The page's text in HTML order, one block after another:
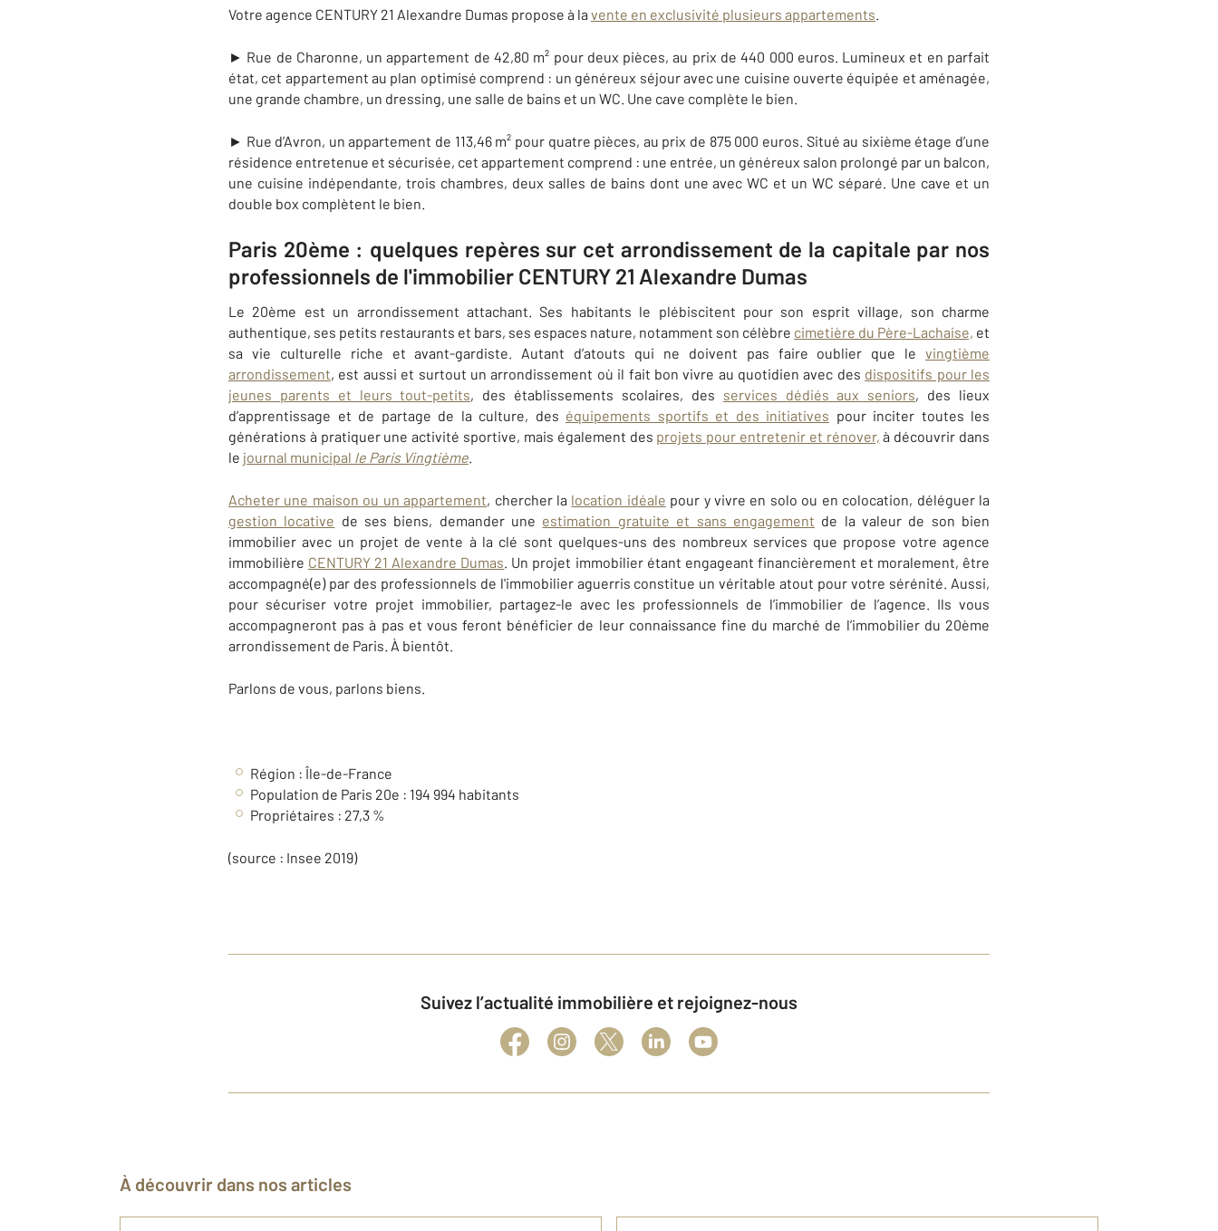
Votre agence CENTURY 21 Alexandre Dumas propose à la vente en exclusivité plusieurs appartements.
► Rue de Charonne, un appartement de 42,80 m² pour deux pièces, au prix de 440 000 euros. Lumineux et en parfait
état, cet appartement au plan optimisé comprend : un généreux séjour avec une cuisine ouverte équipée et aménagée,
une grande chambre, un dressing, une salle de bains et un WC. Une cave complète le bien.
► Rue d’Avron, un appartement de 113,46 m² pour quatre pièces, au prix de 875 000 euros. Situé au sixième étage d’une
résidence entretenue et sécurisée, cet appartement comprend : une entrée, un généreux salon prolongé par un balcon,
une cuisine indépendante, trois chambres, deux salles de bains dont une avec WC et un WC séparé. Une cave et un
double box complètent le bien.
Paris 20ème : quelques repères sur cet arrondissement de la capitale par nos
professionnels de l'immobilier CENTURY 21 Alexandre Dumas
Le 20ème est un arrondissement attachant. Ses habitants le plébiscitent pour son esprit village, son charme
authentique, ses petits restaurants et bars, ses espaces nature, notamment son célèbre cimetière du Père-Lachaise, et
sa vie culturelle riche et avant-gardiste. Autant d’atouts qui ne doivent pas faire oublier que le vingtième
arrondissement, est aussi et surtout un arrondissement où il fait bon vivre au quotidien avec des dispositifs pour les
jeunes parents et leurs tout-petits, des établissements scolaires, des services dédiés aux seniors, des lieux
d’apprentissage et de partage de la culture, des équipements sportifs et des initiatives pour inciter toutes les
générations à pratiquer une activité sportive, mais également des projets pour entretenir et rénover, à découvrir dans
le journal municipal le Paris Vingtième.
Acheter une maison ou un appartement, chercher la location idéale pour y vivre en solo ou en colocation, déléguer la
gestion locative de ses biens, demander une estimation gratuite et sans engagement de la valeur de son bien
immobilier avec un projet de vente à la clé sont quelques-uns des nombreux services que propose votre agence
immobilière CENTURY 21 Alexandre Dumas. Un projet immobilier étant engageant financièrement et moralement, être
accompagné(e) par des professionnels de l'immobilier aguerris constitue un véritable atout pour votre sérénité. Aussi,
pour sécuriser votre projet immobilier, partagez-le avec les professionnels de l’immobilier de l’agence. Ils vous
accompagneront pas à pas et vous feront bénéficier de leur connaissance fine du marché de l’immobilier du 20ème
arrondissement de Paris. À bientôt.
Parlons de vous, parlons biens.
Région : Île-de-France
Population de Paris 20e : 194 994 habitants
Propriétaires : 27,3 %
(source : Insee 2019)
Suivez l’actualité immobilière et rejoignez-nous
À découvrir dans nos articles